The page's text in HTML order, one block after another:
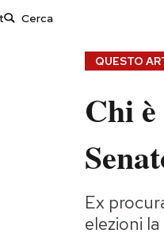
Storie/Idee
Ok Boomer!
QUESTO
Chi
Ex
elezioni